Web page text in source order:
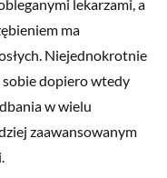
lekarzami, a
ma
Niejednokrotnie
sobie dopiero wtedy
w wielu
zaawansowanym